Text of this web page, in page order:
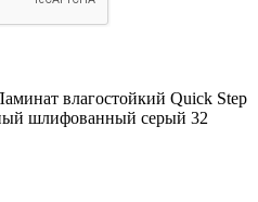
влагостойкий Quick Step
шлифованный серый 32